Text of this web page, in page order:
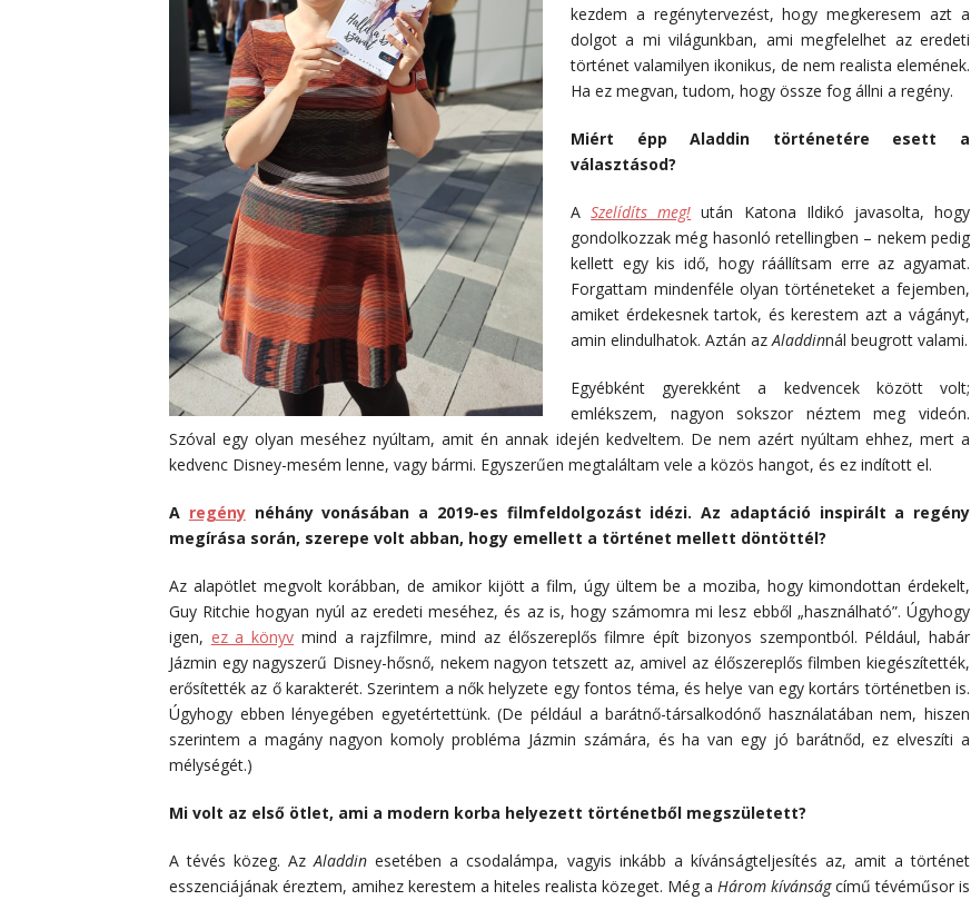
kezdem a regénytervezést, hogy megkeresem azt a
dolgot a mi világunkban, ami megfelelhet az eredeti
történet valamilyen ikonikus, de nem realista elemének.
Ha ez megvan, tudom, hogy össze fog állni a regény.
Miért épp Aladdin történetére esett a
választásod?
ASzelídíts meg! után Katona Ildikó javasolta, hogy
gondolkozzak még hasonló retellingben – nekem pedig
kellett egy kis idő, hogy ráállítsam erre az agyamat.
Forgattam mindenféle olyan történeteket a fejemben,
amiket érdekesnek tartok, és kerestem azt a vágányt,
amin elindulhatok. Aztán azAladdinnál beugrott valami.
Egyébként gyerekként a kedvencek között volt;
emlékszem, nagyon sokszor néztem meg videón.
Szóval egy olyan meséhez nyúltam, amit én annak idején kedveltem. De nem azért nyúltam ehhez, mert a
kedvenc Disney-mesém lenne, vagy bármi. Egyszerűen megtaláltam vele a közös hangot, és ez indított el.
A regénynéhány vonásában a 2019-es filmfeldolgozást idézi. Az adaptáció inspirált a regény
megírása során, szerepe volt abban, hogy emellett a történet mellett döntöttél?
Az alapötlet megvolt korábban, de amikor kijött a film, úgy ültem be a moziba, hogy kimondottan érdekelt,
Guy Ritchie hogyan nyúl az eredeti meséhez, és az is, hogy számomra mi lesz ebből „használható”. Úgyhogy
igen, ez a könyv mind a rajzfilmre, mind az élőszereplős filmre épít bizonyos szempontból. Például, habár
Jázmin egy nagyszerű Disney-hősnő, nekem nagyon tetszett az, amivel az élőszereplős filmben kiegészítették,
erősítették az ő karakterét. Szerintem a nők helyzete egy fontos téma, és helye van egy kortárs történetben is.
Úgyhogy ebben lényegében egyetértettünk. (De például a barátnő-társalkodónő használatában nem, hiszen
szerintem a magány nagyon komoly probléma Jázmin számára, és ha van egy jó barátnőd, ez elveszíti a
mélységét.)
Mi volt az első ötlet, ami a modern korba helyezett történetből megszületett?
A tévés közeg. AzAladdin esetében a csodalámpa, vagyis inkább a kívánságteljesítés az, amit a történet
esszenciájának éreztem, amihez kerestem a hiteles realista közeget. Még a Három kívánságcímű tévéműsor is